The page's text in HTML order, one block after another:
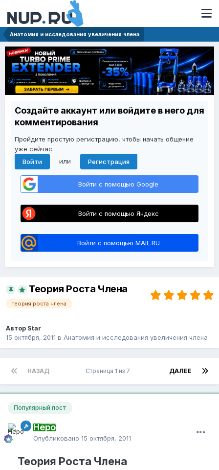
Анатомия и исследования увеличения члена
Создайте аккаунт или войдите в него для
комментирования
Пройдите простую регистрацию, чтобы начать общение
уже сейчас.
Войти
или Регистрация
Войти с помощью Google
Войти с помощью Яндекс
Войти с помощью MAIL.RU
Теория Роста Члена
теория роста члена
Автор Star
15 октября, 2011 в Анатомия и исследования увеличения члена
НАЗАД ДАЛЕЕ
Страница 1 из 7
Популярный пост
Неро
Опубликовано 15 октября, 2011
Теория Роста Члена